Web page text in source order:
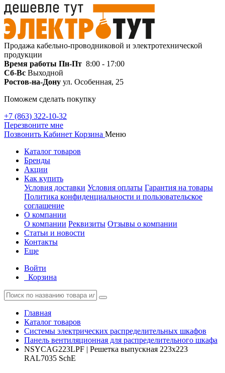
Продажа кабельно-проводниковой и электротехнической
продукции
Время работы Пн-Пт 8:00 - 17:00
Сб-Вс Выходной
Ростов-на-Дону ул. Особенная, 25
Поможем сделать покупку
+7 (863) 322-10-32
Перезвоните мне
Позвонить Кабинет Корзина Меню
Каталог товаров
Бренды
Акции
Как купить
Условия доставки Условия оплаты Гарантия на товары
Политика конфиденциальности и пользовательское
соглашение
О компании
О компании Реквизиты Отзывы о компании
Статьи и новости
Контакты
Еще
Войти
Корзина
Главная
Каталог товаров
Системы электрических распределительных шкафов
Панель вентиляционная для распределительного шкафа
NSYCAG223LPF | Решетка выпускная 223х223
RAL7035 SchE